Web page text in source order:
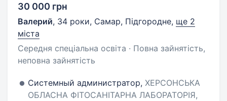
30 000 грн
Валерий, 34 роки, Самар, Підгородне, ще 2
міста
Середня спеціальна освіта · Повна зайнятість,
неповна зайнятість
Системный администратор, ХЕРСОНСЬКА
ОБЛАСНА ФІТОСАНІТАРНА ЛАБОРАТОРІЯ,